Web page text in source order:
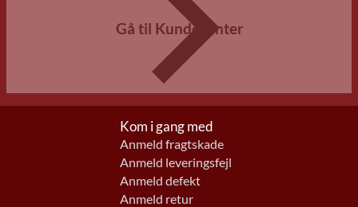
Gå til Kundecenter
Kom i gang med
Anmeld fragtskade
Anmeld leveringsfejl
Anmeld defekt
Anmeld retur